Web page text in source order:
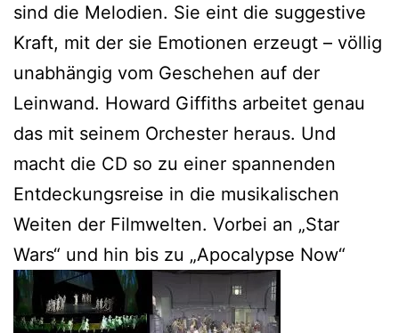
sind die Melodien. Sie eint die suggestive
Kraft, mit der sie Emotionen erzeugt – völlig
unabhängig vom Geschehen auf der
Leinwand. Howard Giffiths arbeitet genau
das mit seinem Orchester heraus. Und
macht die CD so zu einer spannenden
Entdeckungsreise in die musikalischen
Weiten der Filmwelten. Vorbei an „Star
Wars“ und hin bis zu „Apocalypse Now“